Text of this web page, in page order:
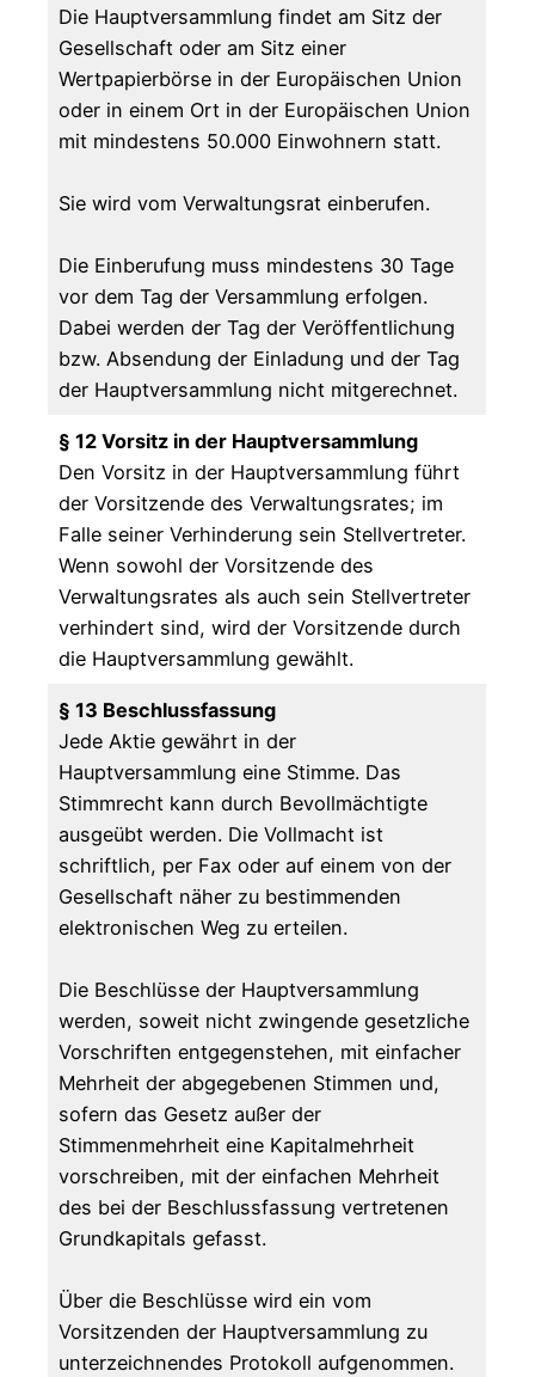
Die Hauptversammlung findet am Sitz der
Gesellschaft oder am Sitz einer
Wertpapierbörse in der Europäischen Union
oder in einem Ort in der Europäischen Union
mit mindestens 50.000 Einwohnern statt.
Sie wird vom Verwaltungsrat einberufen.
Die Einberufung muss mindestens 30 Tage
vor dem Tag der Versammlung erfolgen.
Dabei werden der Tag der Veröffentlichung
bzw. Absendung der Einladung und der Tag
der Hauptversammlung nicht mitgerechnet.
§ 12 Vorsitz in der Hauptversammlung
Den Vorsitz in der Hauptversammlung führt
der Vorsitzende des Verwaltungsrates; im
Falle seiner Verhinderung sein Stellvertreter.
Wenn sowohl der Vorsitzende des
Verwaltungsrates als auch sein Stellvertreter
verhindert sind, wird der Vorsitzende durch
die Hauptversammlung gewählt.
§ 13 Beschlussfassung
Jede Aktie gewährt in der
Hauptversammlung eine Stimme. Das
Stimmrecht kann durch Bevollmächtigte
ausgeübt werden. Die Vollmacht ist
schriftlich, per Fax oder auf einem von der
Gesellschaft näher zu bestimmenden
elektronischen Weg zu erteilen.
Die Beschlüsse der Hauptversammlung
werden, soweit nicht zwingende gesetzliche
Vorschriften entgegenstehen, mit einfacher
Mehrheit der abgegebenen Stimmen und,
sofern das Gesetz außer der
Stimmenmehrheit eine Kapitalmehrheit
vorschreiben, mit der einfachen Mehrheit
des bei der Beschlussfassung vertretenen
Grundkapitals gefasst.
Über die Beschlüsse wird ein vom
Vorsitzenden der Hauptversammlung zu
unterzeichnendes Protokoll aufgenommen.